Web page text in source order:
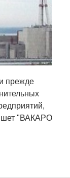
прежде
"ВАКАРО